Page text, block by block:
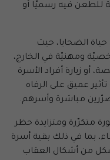
للطعن فيه رسميًّا أو
حياة الضحايا، حيث
ومهنيّة في الخارج،
أو زيارة أفراد الأسرة
عميق على الرفاه
مباشرة وأسرهم.
متكرّرة ومتزايدة حظر
بما في ذلك بقية أسرة
من أشكال العقاب